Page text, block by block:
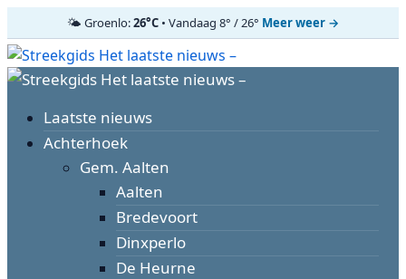
🌤️ Groenlo:26°C • Vandaag 8° / 26° Meer weer →
Ga
naar
inhoud
Primair
Laatste nieuws
Achterhoek
Gem. Aalten
Aalten
Bredevoort
Dinxperlo
De Heurne